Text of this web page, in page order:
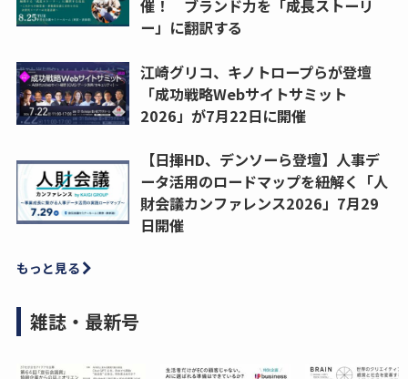
催！ ブランド力を「成長ストーリ
ー」に翻訳する
江崎グリコ、キノトロープらが登壇
「成功戦略Webサイトサミット
2026」が7月22日に開催
【日揮HD、デンソーら登壇】人事デ
ータ活用のロードマップを紐解く「人
財会議カンファレンス2026」7月29
日開催
もっと見る
雑誌・最新号